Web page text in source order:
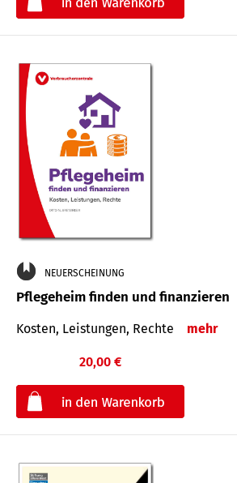
NEUERSCHEINUNG
Pflegeheim finden und finanzieren
Kosten, Leistungen, Rechte mehr
20,00 €